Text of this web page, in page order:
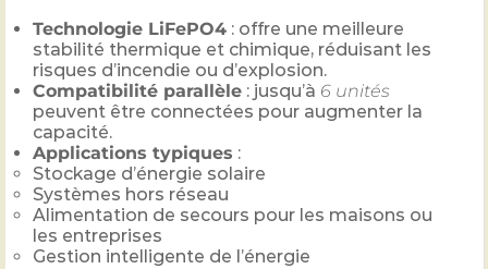
Technologie LiFePO4 : offre une meilleure
stabilité thermique et chimique, réduisant les
risques d’incendie ou d’explosion.
Compatibilité parallèle : jusqu’à 6 unités
peuvent être connectées pour augmenter la
capacité.
Applications typiques :
Stockage d’énergie solaire
Systèmes hors réseau
Alimentation de secours pour les maisons ou
les entreprises
Gestion intelligente de l’énergie